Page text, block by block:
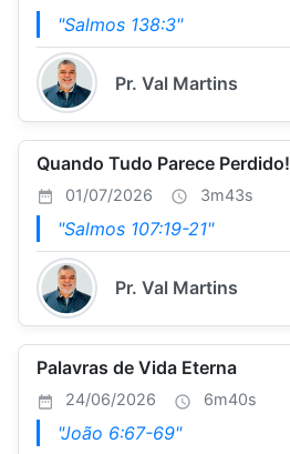
"Salmos 138:3"
Pr. Val Martins
Quando Tudo Parece Perdido!
01/07/2026 3m43s
"Salmos 107:19-21"
Pr. Val Martins
Palavras de Vida Eterna
24/06/2026 6m40s
"João 6:67-69"